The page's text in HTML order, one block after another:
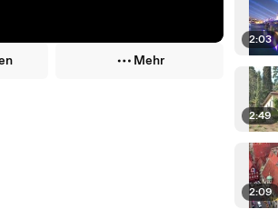
Mehr
2:03
2:49
2:09